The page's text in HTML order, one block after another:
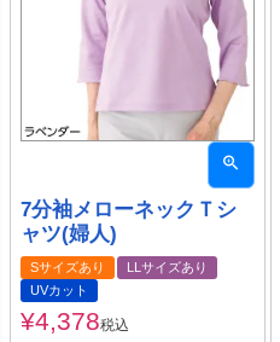
7分袖メローネックＴシ
ャツ(婦人)
Sサイズあり
LLサイズあり
UVカット
¥4,378税込